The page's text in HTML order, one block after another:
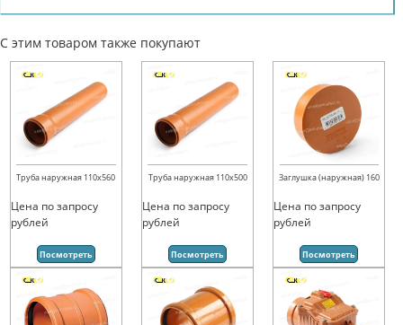
С этим товаром также покупают
Труба наружная 110х560
Цена по запросу
рублей
Посмотреть
Труба наружная 110х500
Цена по запросу
рублей
Посмотреть
Заглушка (наружная) 160
Цена по запросу
рублей
Посмотреть